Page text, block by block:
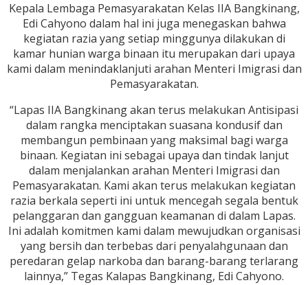
Kepala Lembaga Pemasyarakatan Kelas IIA Bangkinang,
Edi Cahyono dalam hal ini juga menegaskan bahwa
kegiatan razia yang setiap minggunya dilakukan di
kamar hunian warga binaan itu merupakan dari upaya
kami dalam menindaklanjuti arahan Menteri Imigrasi dan
Pemasyarakatan.
“Lapas IIA Bangkinang akan terus melakukan Antisipasi
dalam rangka menciptakan suasana kondusif dan
membangun pembinaan yang maksimal bagi warga
binaan. Kegiatan ini sebagai upaya dan tindak lanjut
dalam menjalankan arahan Menteri Imigrasi dan
Pemasyarakatan. Kami akan terus melakukan kegiatan
razia berkala seperti ini untuk mencegah segala bentuk
pelanggaran dan gangguan keamanan di dalam Lapas.
Ini adalah komitmen kami dalam mewujudkan organisasi
yang bersih dan terbebas dari penyalahgunaan dan
peredaran gelap narkoba dan barang-barang terlarang
lainnya,” Tegas Kalapas Bangkinang, Edi Cahyono.